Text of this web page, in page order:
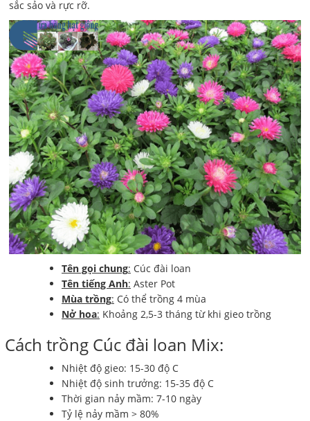
sắc sảo và rực rỡ.
Tên gọi chung: Cúc đài loan
Tên tiếng Anh: Aster Pot
Mùa trồng: Có thể trồng 4 mùa
Nở hoa: Khoảng 2,5-3 tháng từ khi gieo trồng
Cách trồng Cúc đài loan Mix:
Nhiệt độ gieo: 15-30 độ C
Nhiệt độ sinh trưởng: 15-35 độ C
Thời gian nảy mầm: 7-10 ngày
Tỷ lệ nảy mầm > 80%